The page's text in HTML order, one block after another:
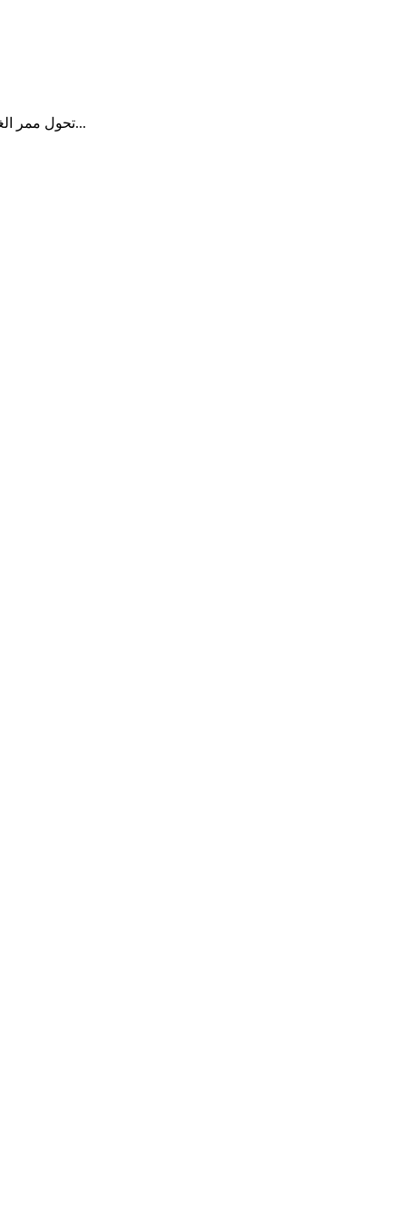
تحول ممر الغروب بشاطئ جازان الشمالي إلى ملتقى يومي، يجمع المحبين، ويرسم السعادة على محياهم، ويضم 55 جلسة عائلية وسط أجواء فرح شتوية...